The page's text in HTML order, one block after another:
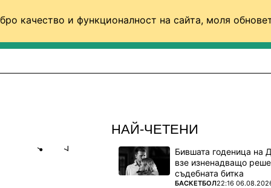
качество и функционалност на сайта, моля
НАЙ-ЧЕТЕНИ
Бившата годеница на
взе изненадващо
съдебната битка
ПОВЕЧЕ ОТ
БАСКЕТБОЛ22:16